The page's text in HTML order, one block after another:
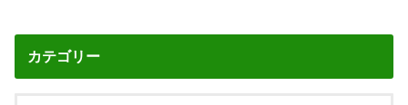
カテゴリー